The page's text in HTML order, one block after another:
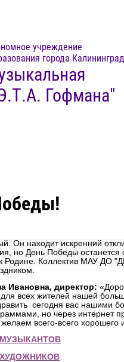
учреждение
города
Гофмана"
Он находит искренний
но День Победы останется
Родине. Коллектив МАУ ДО
Ивановна, директор:
для всех жителей нашей
сегодня вас нашими
но через интернет
всего-всего хорошего